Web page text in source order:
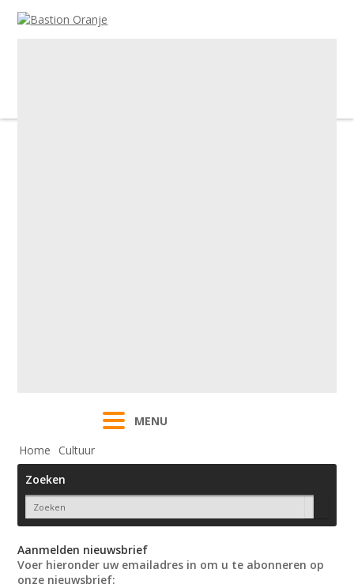
MENU
Home
Cultuur
Zoeken
Aanmelden nieuwsbrief
Voer hieronder uw emailadres in om u te abonneren op
onze nieuwsbrief: